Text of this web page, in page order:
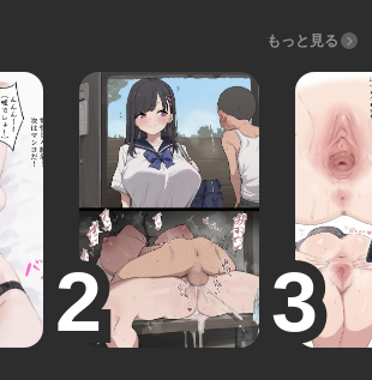
もっと見る